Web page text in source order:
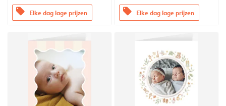
offers Elke dag lage prijzen offers Elke dag lage prijzen